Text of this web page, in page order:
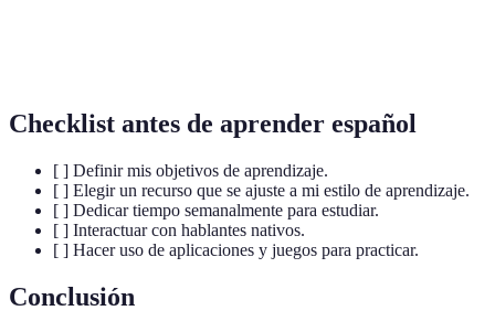
Checklist antes de aprender español
[ ] Definir mis objetivos de aprendizaje.
[ ] Elegir un recurso que se ajuste a mi estilo de aprendizaje.
[ ] Dedicar tiempo semanalmente para estudiar.
[ ] Interactuar con hablantes nativos.
[ ] Hacer uso de aplicaciones y juegos para practicar.
Conclusión